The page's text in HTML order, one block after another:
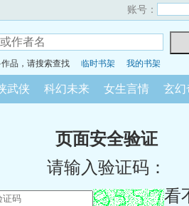
账号：
品，请搜索查找 临时书架 我的书架
武侠 科幻未来 女生言情 玄幻
页面安全验证
请输入验证码：
看